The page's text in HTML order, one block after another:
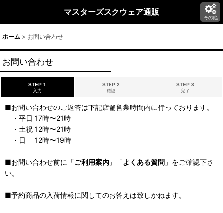
マスターズスクウェア通販
その他
ホーム > お問い合わせ
お問い合わせ
STEP 1
入力
STEP 2
確認
STEP 3
完了
■お問い合わせのご返答は下記店舗営業時間内に行っております。
・平日 17時〜21時
・土祝 12時〜21時
・日 12時〜19時
■お問い合わせ前に「ご利用案内 」「よくある質問 」をご確認下さ
い。
■予約商品の入荷情報に関してのお答えは致しかねます。